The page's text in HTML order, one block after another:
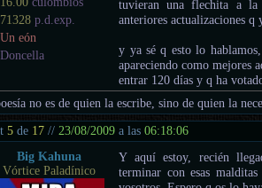
71328 p.d.exp.
Un eón
Doncella
tuvieran una flechita a
anteriores actualizaciones q
y ya sé q esto lo
apareciendo como mejores
entrar 120 días y q ha
no es de quien la escribe, sino de quien la
5 de 17 // 23/08/2009 a las06:18:06
Big Kahuna
Vórtice Paladínico
Y aquí estoy, recién
terminar con esas